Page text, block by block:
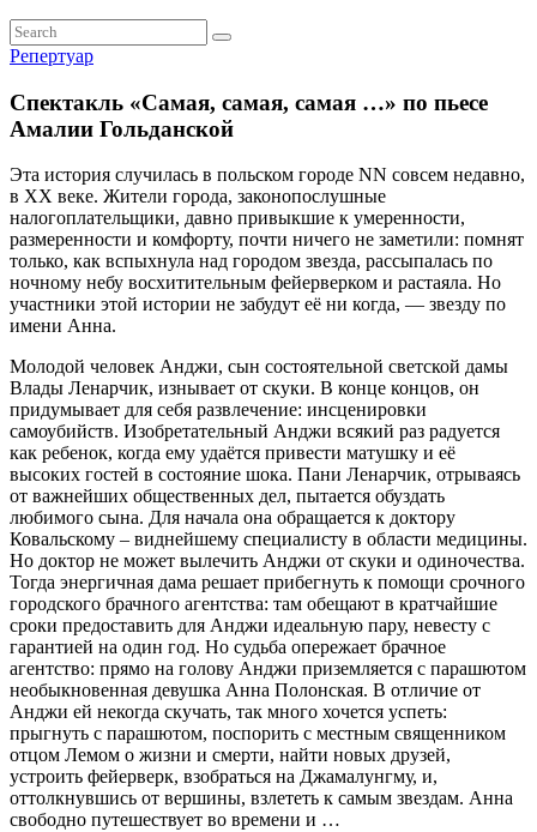
Репертуар
Спектакль «Самая, самая, самая …» по пьесе
Амалии Гольданской
Эта история случилась в польском городе NN совсем недавно,
в ХХ веке. Жители города, законопослушные
налогоплательщики, давно привыкшие к умеренности,
размеренности и комфорту, почти ничего не заметили: помнят
только, как вспыхнула над городом звезда, рассыпалась по
ночному небу восхитительным фейерверком и растаяла. Но
участники этой истории не забудут её ни когда, — звезду по
имени Анна.
Молодой человек Анджи, сын состоятельной светской дамы
Влады Ленарчик, изнывает от скуки. В конце концов, он
придумывает для себя развлечение: инсценировки
самоубийств. Изобретательный Анджи всякий раз радуется
как ребенок, когда ему удаётся привести матушку и её
высоких гостей в состояние шока. Пани Ленарчик, отрываясь
от важнейших общественных дел, пытается обуздать
любимого сына. Для начала она обращается к доктору
Ковальскому – виднейшему специалисту в области медицины.
Но доктор не может вылечить Анджи от скуки и одиночества.
Тогда энергичная дама решает прибегнуть к помощи срочного
городского брачного агентства: там обещают в кратчайшие
сроки предоставить для Анджи идеальную пару, невесту с
гарантией на один год. Но судьба опережает брачное
агентство: прямо на голову Анджи приземляется с парашютом
необыкновенная девушка Анна Полонская. В отличие от
Анджи ей некогда скучать, так много хочется успеть:
прыгнуть с парашютом, поспорить с местным священником
отцом Лемом о жизни и смерти, найти новых друзей,
устроить фейерверк, взобраться на Джамалунгму, и,
оттолкнувшись от вершины, взлететь к самым звездам. Анна
свободно путешествует во времени и …